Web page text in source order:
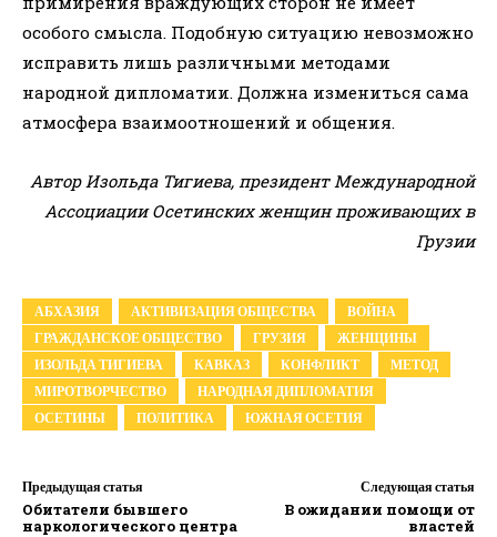
особого смысла. Подобную ситуацию невозможно
исправить лишь различными методами
народной дипломатии. Должна измениться сама
атмосфера взаимоотношений и общения.
Автор Изольда Тигиева, президент Международной
Ассоциации Осетинских женщин проживающих в
Грузии
АБХАЗИЯ АКТИВИЗАЦИЯ ОБЩЕСТВА
ВОЙНА
ГРАЖДАНСКОЕ ОБЩЕСТВО
ГРУЗИЯ
ЖЕНЩИНЫ
ИЗОЛЬДА ТИГИЕВА
КАВКАЗ КОНФЛИКТ
МЕТОД
МИРОТВОРЧЕСТВО
НАРОДНАЯ ДИПЛОМАТИЯ
ОСЕТИНЫ
ПОЛИТИКА ЮЖНАЯ ОСЕТИЯ
Предыдущая статья
Обитатели бывшего
наркологического центра
Следующая статья
В ожидании помощи от
властей